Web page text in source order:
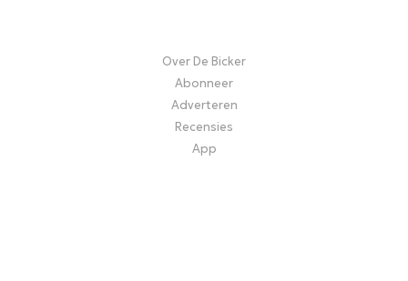
Over De Bicker
Abonneer
Adverteren
Recensies
App